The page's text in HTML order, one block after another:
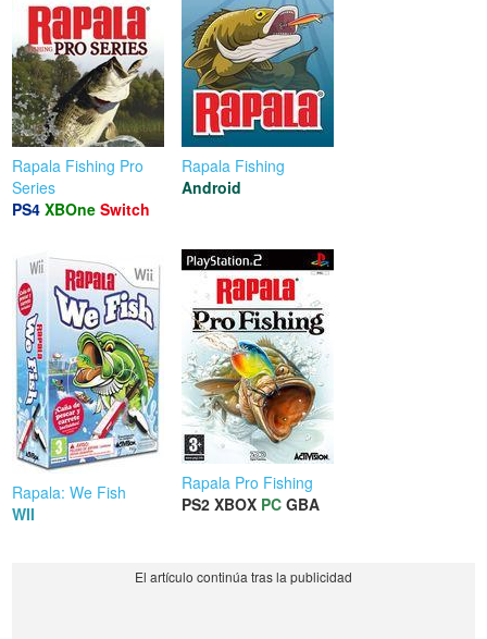
Rapala Fishing Pro
Series
PS4 XBOne Switch
Rapala Fishing
Android
Rapala: We Fish
WII
Rapala Pro Fishing
PS2 XBOX PC GBA